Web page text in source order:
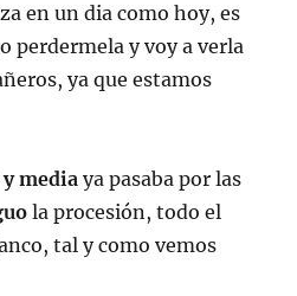
en un dia como hoy, es
perdermela y voy a verla
ya que estamos
y mediaya pasaba por las
la procesión, todo el
tal y como vemos